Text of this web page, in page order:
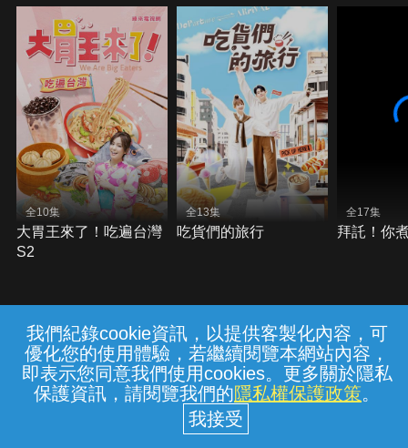
我們紀錄cookie資訊，以提供客製化內容，可
優化您的使用體驗，若繼續閱覽本網站內容，
即表示您同意我們使用cookies。更多關於隱私
保護資訊，請閱覽我們的隱私權保護政策。
全10集
大胃王來了！吃遍台灣
S2
全13集
吃貨們的旅行
全17集
拜託！你
常見問題 線上客服 服務條款 隱私權保護
中華電信股份有限公司個人家庭分公司
(統一編號：96979949) © 2026
{{notifyMsg}}